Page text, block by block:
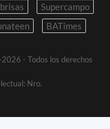
Supercampo
BATimes
- Todos los derechos
Nro.